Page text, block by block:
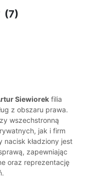
(7)
Siewiorek filia
z obszaru prawa.
wszechstronną
jak i firm
nacisk kładziony jest
zapewniając
oraz reprezentację